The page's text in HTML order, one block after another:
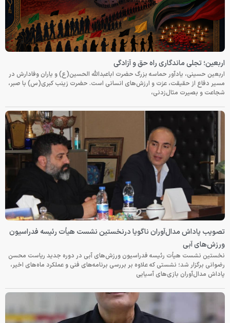
اربعین؛ تجلی ماندگاری راه حق و آزادگی
اربعین حسینی، یادآور حماسه بزرگ حضرت اباعبدالله الحسین(ع) و یاران وفادارش در
مسیر دفاع از حقیقت، عزت و ارزش‌های انسانی است. حضرت زینب کبری(س) با صبر،
شجاعت و بصیرت مثال‌زدنی،
تصویب پاداش مدال‌آوران ناگویا درنخستین نشست هیأت رئیسه فدراسیون
ورزش‌های آبی
نخستین نشست هیأت رئیسه فدراسیون ورزش‌های آبی در دوره جدید ریاست محسن
رضوانی برگزار شد؛ نشستی که علاوه بر بررسی برنامه‌های فنی و عملکرد ماه‌های اخیر،
پاداش مدال‌آوران بازی‌های آسیایی